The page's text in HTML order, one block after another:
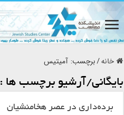
خانه/برچسب:آمیتیس
بایگانی/آرشیو برچسب ها :
برده‌داری در عصر هخامنشیان